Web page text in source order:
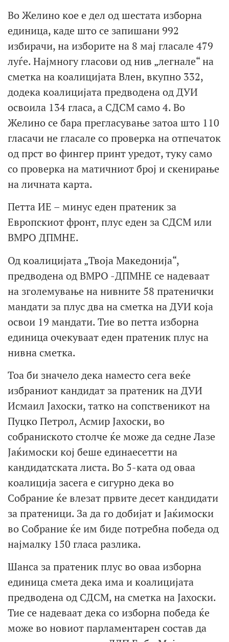
Во Желино кое е дел од шестата изборна
единица, каде што се запишани 992
избирачи, на изборите на 8 мај гласале 479
луѓе. Најмногу гласови од нив „легнале“ на
сметка на коалицијата Влен, вкупно 332,
додека коалицијата предводена од ДУИ
освоила 134 гласа, а СДСМ само 4. Во
Желино се бара прегласување затоа што 110
гласачи не гласале со проверка на отпечаток
од прст во фингер принт уредот, туку само
со проверка на матичниот број и скенирање
на личната карта.
Петта ИЕ – минус еден пратеник за
Европскиот фронт, плус еден за СДСМ или
ВМРО ДПМНЕ.
Од коалицијата „Твоја Македонија“,
предводена од ВМРО -ДПМНЕ се надеваат
на зголемување на нивните 58 пратенички
мандати за плус два на сметка на ДУИ која
освои 19 мандати. Тие во петта изборна
единица очекуваат еден пратеник плус на
нивна сметка.
Тоа би значело дека наместо сега веќе
избраниот кандидат за пратеник на ДУИ
Исмаил Јахоски, татко на сопственикот на
Пуцко Петрол, Асмир Јахоски, во
собраниското столче ќе може да седне Лазе
Јаќимоски кој беше единаесетти на
кандидатската листа. Во 5-ката од оваа
коалиција засега е сигурно дека во
Собрание ќе влезат првите десет кандидати
за пратеници. За да го добијат и Јаќимоски
во Собрание ќе им биде потребна победа од
најмалку 150 гласа разлика.
Шанса за пратеник плус во оваа изборна
единица смета дека има и коалицијата
предводена од СДСМ, на сметка на Јахоски.
Тие се надеваат дека со изборна победа ќе
може во новиот парламентарен состав да